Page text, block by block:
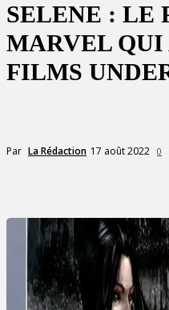
SELENE : LE
MARVEL QUI
FILMS
Par La Rédaction 17 août 2022 0